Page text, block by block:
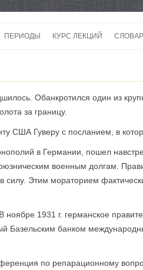
к
ПЕРИОДЫ КУРС ЛЕКЦИЙ
Обанкротился один из
за границу.
США Гуверу с посланием, в
в Германии, пошел
военным долгам.
Этим мораторием
1931 г. германское
Базельским банком
по репарационному